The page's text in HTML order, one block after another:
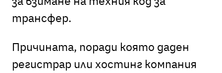
трансфер.
Причината, поради която даден
регистрар или хостинг компания